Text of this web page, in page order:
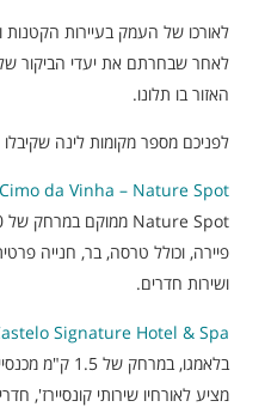
לאורכו של העמק בעיירות הקטנות
לאחר שבחרתם את יעדי הביקור
האזור בו תלונו.
לפניכם מספר מקומות לינה שקיבלו
Cimo da Vinha – Nature Spot
פיירה, וכולל טרסה, בר, חנייה
ושירות חדרים.
Signature Hotel & Spa
בלאמגו, במרחק של
מציע לאורחיו שירותי קונסיירז',